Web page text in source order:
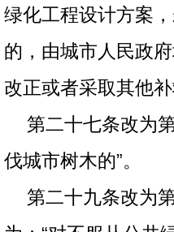
绿化工程设计方案
的，由城市人民政
改正或者采取其他
第二十七条改为
伐城市树木的”。
第二十九条改为